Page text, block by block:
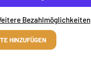
Bezahlmöglichkeiten
HINZUFÜGEN